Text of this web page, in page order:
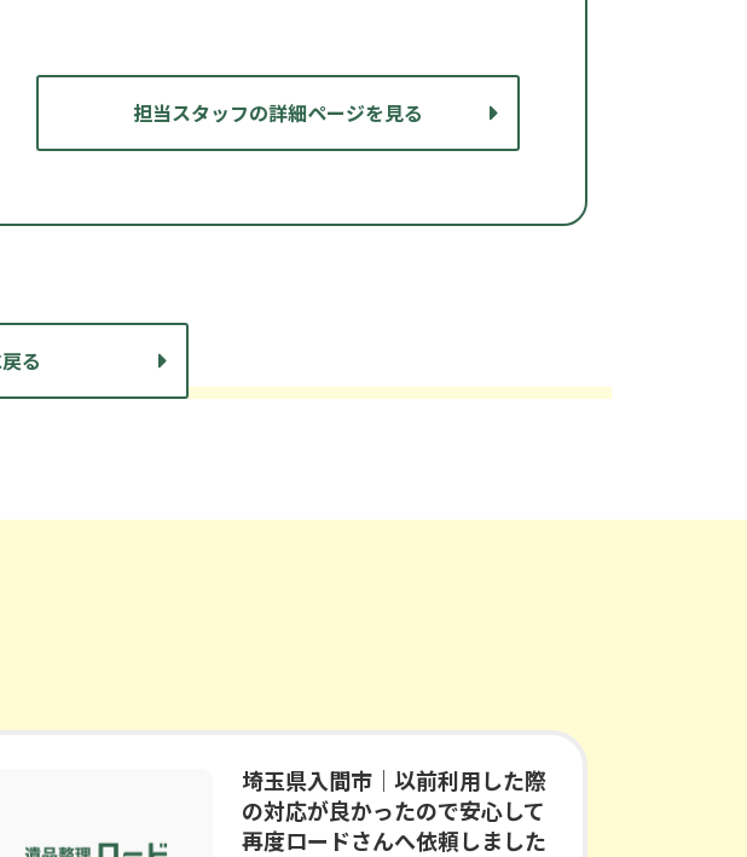
担当スタッフの詳細ページを見る
る
埼玉県入間市｜以前利用した際
の対応が良かったので安心して
再度ロードさんへ依頼しました